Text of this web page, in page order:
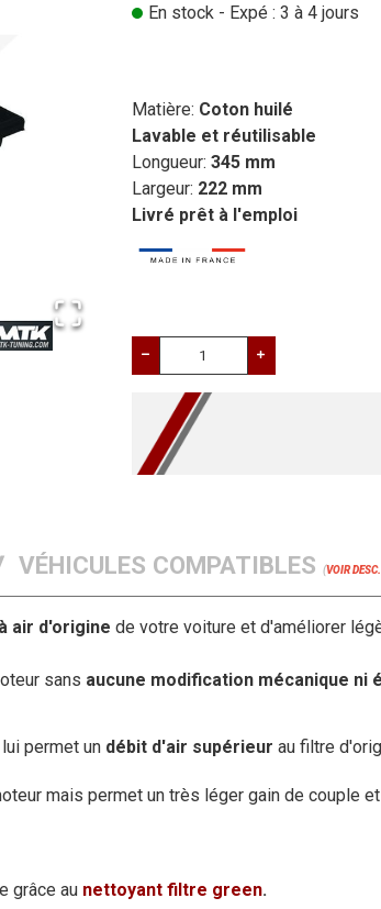
En stock - Expé : 3 à 4 jours
Matière: Coton huilé
Lavable et réutilisable
Longueur: 345 mm
Largeur: 222 mm
Livré prêt à l'emploi
VÉHICULES COMPATIBLES (VOIR
air d'origine de votre voiture et d'améliorer
sans aucune modification mécanique ni
permet un débit d'air supérieur au filtre
mais permet un très léger gain de couple
grâce au nettoyant filtre green.